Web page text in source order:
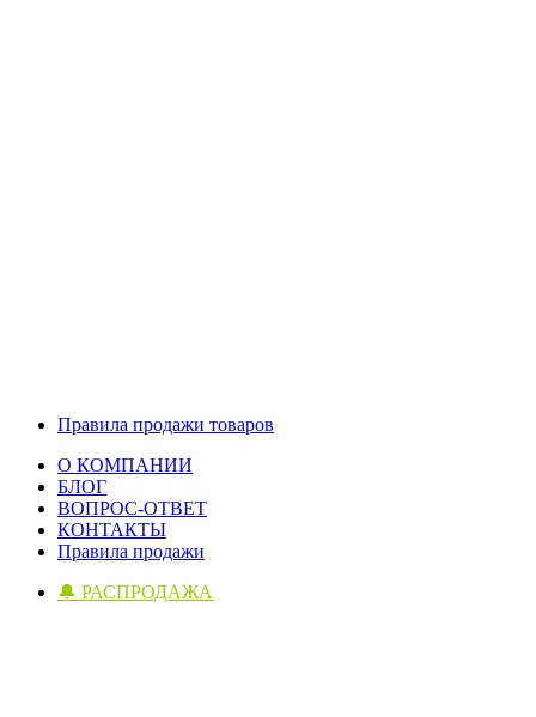
Правила продажи товаров
О КОМПАНИИ
БЛОГ
ВОПРОС-ОТВЕТ
КОНТАКТЫ
Правила продажи
🔔 РАСПРОДАЖА